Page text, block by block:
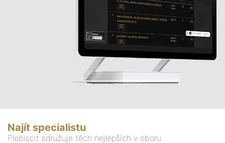
Najít specialistu
Plebiscit sdružuje těch nejlepších v oboru